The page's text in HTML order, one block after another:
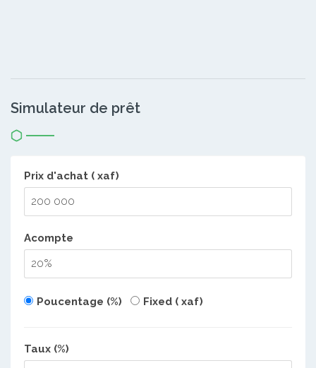
Simulateur de prêt
Prix d'achat ( xaf)
Acompte
Poucentage (%) Fixed ( xaf)
Taux (%)